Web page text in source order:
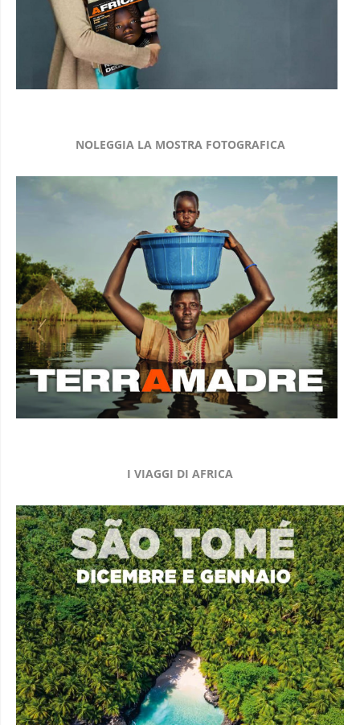
NOLEGGIA LA MOSTRA FOTOGRAFICA
I VIAGGI DI AFRICA